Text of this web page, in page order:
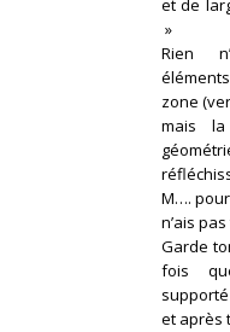
et de
»
Rien
zone
mais
M….
n’ais
Garde
fois
et après